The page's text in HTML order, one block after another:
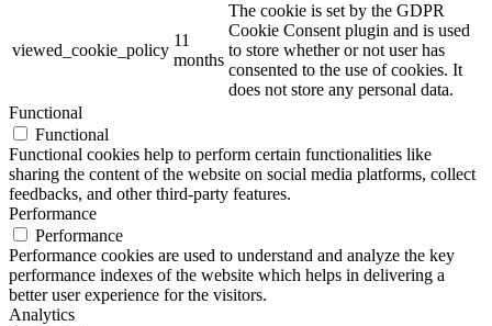
viewed_cookie_policy
11
months
The cookie is set by the GDPR
Cookie Consent plugin and is used
to store whether or not user has
consented to the use of cookies. It
does not store any personal data.
Functional
Functional
Functional cookies help to perform certain functionalities like
sharing the content of the website on social media platforms, collect
feedbacks, and other third-party features.
Performance
Performance
Performance cookies are used to understand and analyze the key
performance indexes of the website which helps in delivering a
better user experience for the visitors.
Analytics